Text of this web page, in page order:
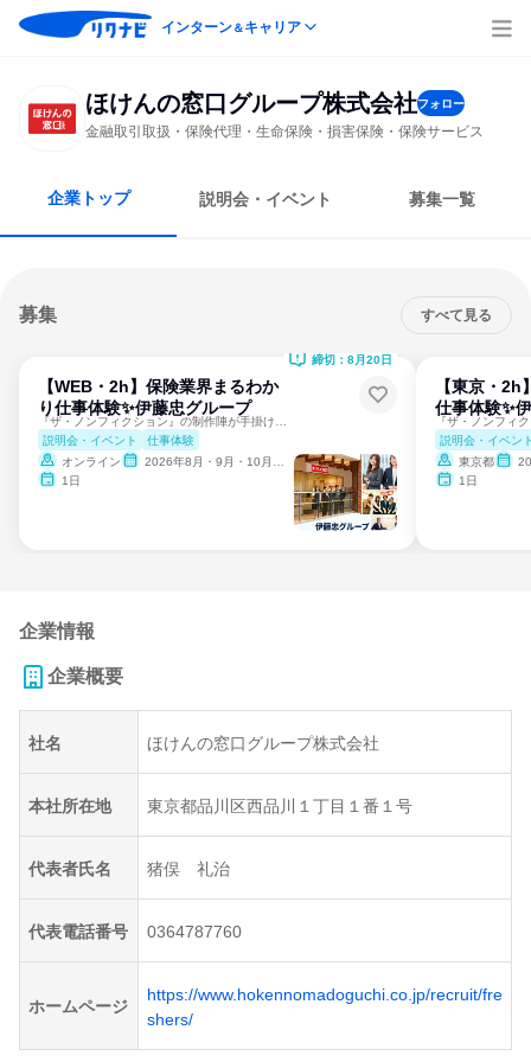
インターン＆キャリア
ほけんの窓口グループ株式会社フォロー
金融取引取扱・保険代理・生命保険・損害保険・保険サービス
企業トップ 説明会・イベント 募集一覧
募集 すべて見る
【WEB・2h】保険業界まるわか
り仕事体験✨伊藤忠グループ
説明会・イベント
仕事体験
オンライン
2026年8月・9月・10月・11月・12月、2027年1月
1日
締切：8月20日
【東京・
仕事体験✨
説明会・イベン
東京都
1日
企業情報
企業概要
社名 ほけんの窓口グループ株式会社
本社所在地 東京都品川区西品川１丁目１番１号
代表者氏名 猪俣 礼治
代表電話番号 0364787760
ホームページ
https://www.hokennomadoguchi.co.jp/recruit/fre
shers/